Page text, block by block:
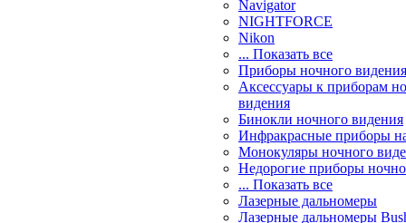
Navigator
NIGHTFORCE
Nikon
... Показать все
Приборы ночного видения
Аксессуары к приборам
видения
Бинокли ночного видения
Инфракрасные приборы
Монокуляры ночного
Недорогие приборы
... Показать все
Лазерные дальномеры
Лазерные дальномеры